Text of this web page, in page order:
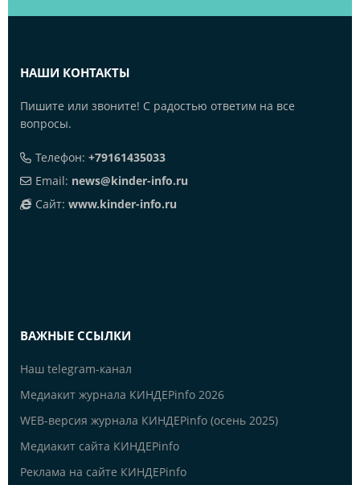
НАШИ КОНТАКТЫ
Пишите или звоните! С радостью ответим на все
вопросы.
Телефон: +79161435033
Email: news@kinder-info.ru
Сайт: www.kinder-info.ru
ВАЖНЫЕ ССЫЛКИ
Наш telegram-канал
Медиакит журнала КИНДЕРinfo 2026
WEB-версия журнала КИНДЕРinfo (осень 2025)
Медиакит сайта КИНДЕРinfo
Реклама на сайте КИНДЕРinfo